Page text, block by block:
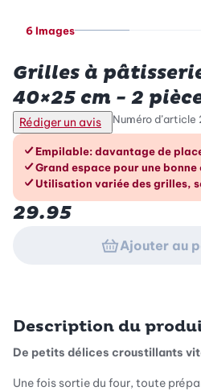
6 Images
Grilles à
40×25 cm - 2
Rédiger un avis Numéro d’article
Les avantages
Empilable: davantage de
Grand espace pour une
Utilisation variée des grilles,
29.95
Ajouter au
Description du
De petits délices croustillants
Une fois sortie du four, toute